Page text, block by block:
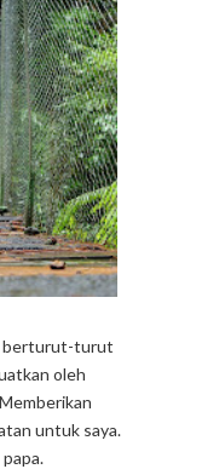
berturut-turut
oleh
untuk saya.